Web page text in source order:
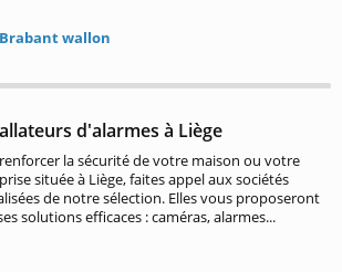
wallon
d'alarmes à Liège
la sécurité de votre maison ou votre
située à Liège, faites appel aux sociétés
de notre sélection. Elles vous proposeront
solutions efficaces : caméras, alarmes...